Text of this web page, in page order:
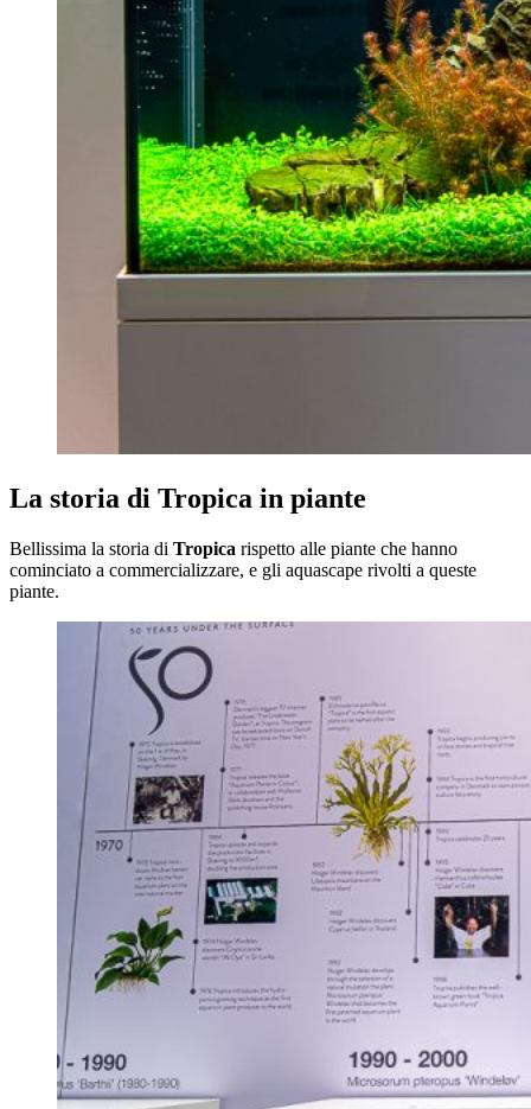
La storia di Tropica in piante
Bellissima la storia di Tropica rispetto alle piante che hanno
cominciato a commercializzare, e gli aquascape rivolti a queste
piante.